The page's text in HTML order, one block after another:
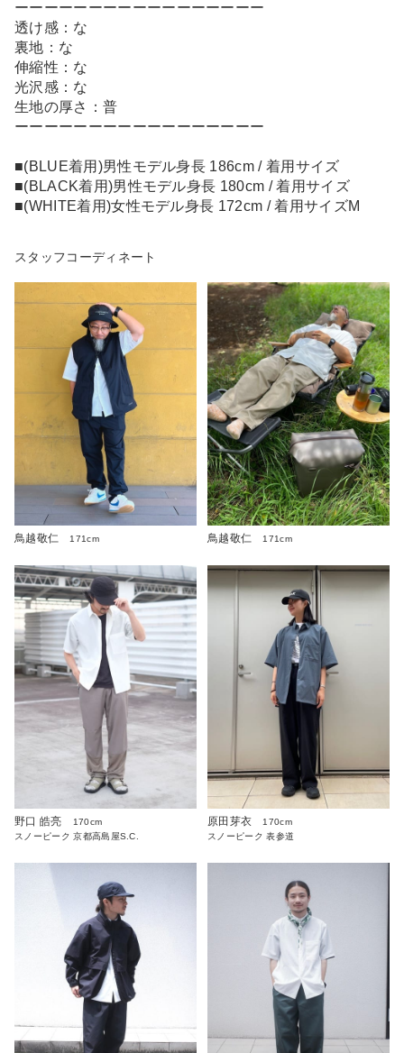
ーーーーーーーーーーーーーーーーー
透け感：な
裏地：な
伸縮性：な
光沢感：な
生地の厚さ：普
ーーーーーーーーーーーーーーーーー
■(BLUE着用)男性モデル身長 186cm / 着用サイズ
■(BLACK着用)男性モデル身長 180cm / 着用サイズ
■(WHITE着用)女性モデル身長 172cm / 着用サイズM
スタッフコーディネート
鳥越敬仁 171cm 鳥越敬仁 171cm
野口 皓亮
170cm
スノーピーク 京都高島屋S.C.
原田芽衣
170cm
スノーピーク 表参道